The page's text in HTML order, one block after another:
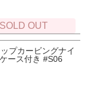
SOLD OUT
プカービングナイ
ース付き #S06